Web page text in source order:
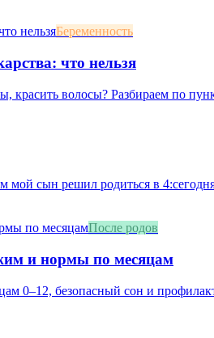
Беременность
что нельзя
волосы? Разбираем по
мой сын решил родиться в
После родов
и нормы по месяцам
0–12, безопасный сон и